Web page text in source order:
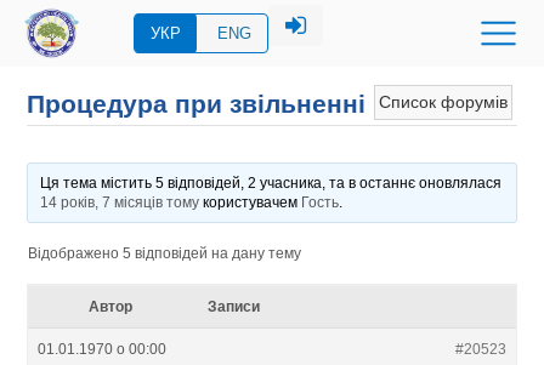
УКР ENG
Список форумів
Процедура при звільненні
Ця тема містить 5 відповідей, 2 учасника, та в останнє оновлялася
14 років, 7 місяців томукористувачем Гость.
Відображено 5 відповідей на дану тему
Автор Записи
01.01.1970 о 00:00 #20523